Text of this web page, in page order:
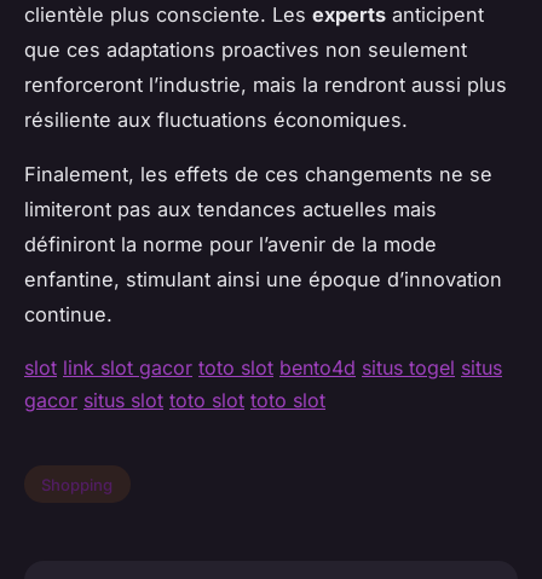
clientèle plus consciente. Les experts anticipent
que ces adaptations proactives non seulement
renforceront l’industrie, mais la rendront aussi plus
résiliente aux fluctuations économiques.
Finalement, les effets de ces changements ne se
limiteront pas aux tendances actuelles mais
définiront la norme pour l’avenir de la mode
enfantine, stimulant ainsi une époque d’innovation
continue.
slot link slot gacor toto slot bento4d situs togel situs
gacor situs slot toto slot toto slot
Shopping